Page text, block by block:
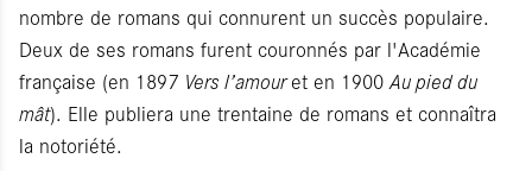
nombre de romans qui connurent un succès populaire.
Deux de ses romans furent couronnés par l'Académie
française (en 1897 Vers l’amouret en 1900 Au pied du
mât). Elle publiera une trentaine de romans et connaîtra
la notoriété.